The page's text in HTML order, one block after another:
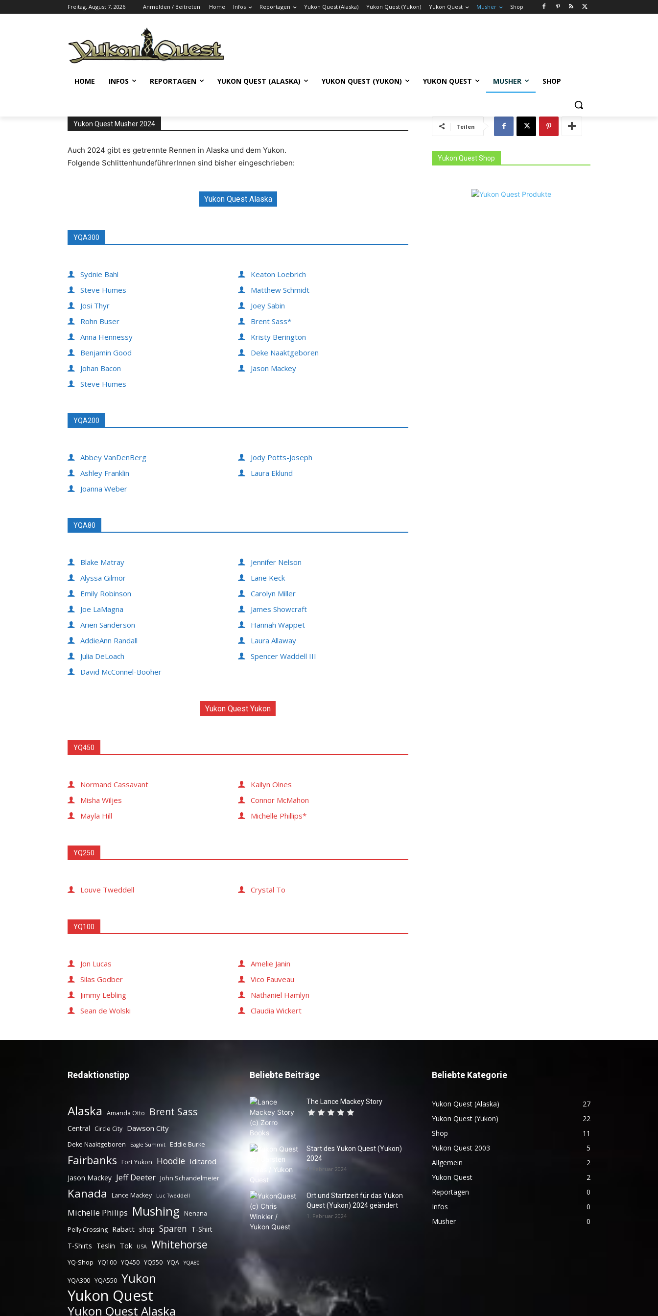
Freitag, August 7, 2026 Anmelden / Beitreten Home Infos Reportagen Yukon Quest (Alaska) Yukon Quest (Yukon) Yukon Quest Musher Shop
HOME INFOS REPORTAGEN YUKON QUEST (ALASKA) YUKON QUEST (YUKON) YUKON QUEST MUSHER SHOP
Yukon Quest Musher 2024
Auch 2024 gibt es getrennte Rennen in Alaska und dem Yukon.
Folgende SchlittenhundeführerInnen sind bisher eingeschrieben:
Yukon Quest Alaska
YQA300
Sydnie Bahl
Keaton Loebrich
Steve Humes
Matthew Schmidt
Josi Thyr
Joey Sabin
Rohn Buser
Brent Sass*
Anna Hennessy
Kristy Berington
Benjamin Good
Deke Naaktgeboren
Johan Bacon
Jason Mackey
Steve Humes
YQA200
Abbey VanDenBerg
Jody Potts-Joseph
Ashley Franklin
Laura Eklund
Joanna Weber
YQA80
Blake Matray
Jennifer Nelson
Alyssa Gilmor
Lane Keck
Emily Robinson
Carolyn Miller
Joe LaMagna
James Showcraft
Arien Sanderson
Hannah Wappet
AddieAnn Randall
Laura Allaway
Julia DeLoach
Spencer Waddell III
David McConnel-Booher
Yukon Quest Yukon
YQ450
Normand Cassavant
Kailyn Olnes
Misha Wiljes
Connor McMahon
Mayla Hill
Michelle Phillips*
YQ250
Louve Tweddell Crystal To
YQ100
Jon Lucas
Amelie Janin
Silas Godber
Vico Fauveau
Jimmy Lebling
Nathaniel Hamlyn
Sean de Wolski
Claudia Wickert
Teilen
Yukon Quest Shop
Redaktionstipp
Alaska Amanda Otto Brent Sass
Central Circle City Dawson City
Deke Naaktgeboren Eagle Summit Eddie Burke
Fairbanks Fort Yukon Hoodie Iditarod
Jason Mackey Jeff Deeter John Schandelmeier
Kanada Lance Mackey Luc Tweddell
Michelle Philips Mushing
Nenana
Pelly Crossing Rabatt shop Sparen T-Shirt
T-Shirts Teslin Tok USA Whitehorse
YQ-Shop YQ100 YQ450 YQ550 YQA YQA80
YQA300 YQA550 Yukon
Yukon Quest
Yukon Quest Alaska
Beliebte Beiträge
The Lance Mackey Story
Start des Yukon Quest (Yukon)
2024
4. Februar 2024
Ort und Startzeit für das Yukon
Quest (Yukon) 2024 geändert
1. Februar 2024
Beliebte Kategorie
Yukon Quest (Alaska)
27
Yukon Quest (Yukon)
22
Shop
11
Yukon Quest 2003
5
Allgemein
2
Yukon Quest
2
Reportagen
0
Infos
0
Musher
0